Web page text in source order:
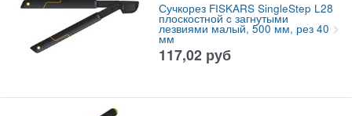
Сучкорез FISKARS SingleStep L28
плоскостной c загнутыми
лезвиями малый, 500 мм, рез 40
мм
117,02 руб